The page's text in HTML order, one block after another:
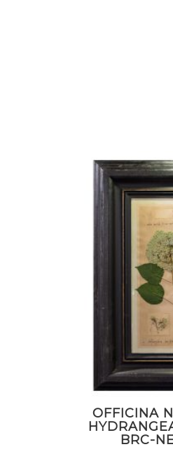
OFFICINA
BRC-